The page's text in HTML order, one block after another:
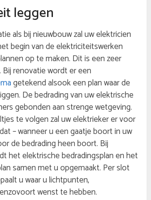
leggen
als bij nieuwbouw zal uw elektricien
begin van de elektriciteitswerken
op te maken. Dit is een zeer
Bij renovatie wordt er een
getekend alsook een plan waar de
De bedrading van uw elektrische
gebonden aan strenge wetgeving.
te volgen zal uw elektrieker er voor
– wanneer u een gaatje boort in uw
de bedrading heen boort. Bij
het elektrische bedradingsplan en het
samen met u opgemaakt. Per slot
u waar u lichtpunten,
wenst te hebben.